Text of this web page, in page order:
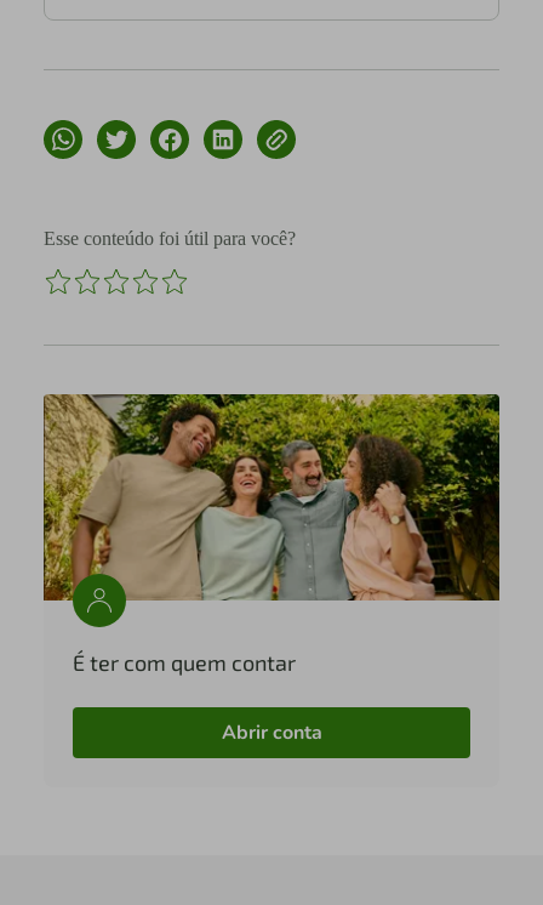
Esse conteúdo foi útil para você?
É ter com quem contar
Abrir conta